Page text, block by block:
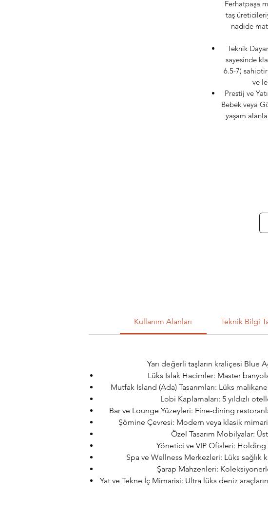
Ferhatpaşa
taş
nadide
Teknik
sayesinde
6.5-7)
ve
Prestij ve
Bebek veya
yaşam
Kullanım Alanları Teknik Bilgi
Yarı değerli taşların kraliçesi Blue
Lüks Islak Hacimler: Master
Mutfak Island (Ada) Tasarımları: Lüks
Lobi Kaplamaları: 5 yıldızlı
Bar ve Lounge Yüzeyleri: Fine-dining
Şömine Çevresi: Modern veya klasik
Özel Tasarım Mobilyalar:
Yönetici ve VIP Ofisleri: Holding
Spa ve Wellness Merkezleri: Lüks sağlık
Şarap Mahzenleri:
Yat ve Tekne İç Mimarisi: Ultra lüks deniz